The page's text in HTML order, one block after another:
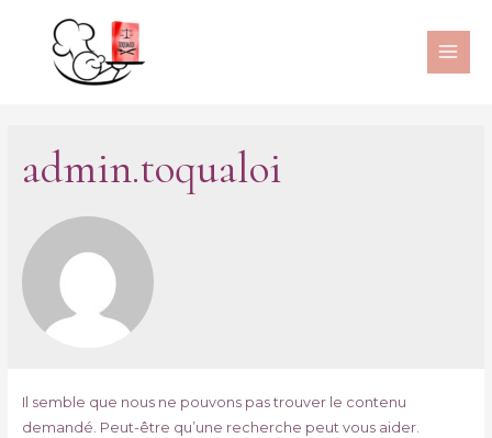
admin.toqualoi
Il semble que nous ne pouvons pas trouver le contenu
demandé. Peut-être qu’une recherche peut vous aider.